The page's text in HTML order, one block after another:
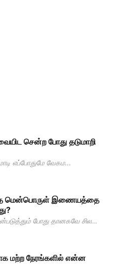
சென்ற போது தடுமாறி
எப்போதுமே வேகம...
மென்பொருள் இணையத்தை
போது தானகவே சில...
மற்ற நேரங்களில் என்ன